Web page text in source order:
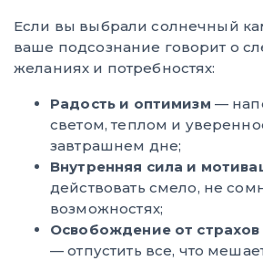
Если вы выбрали солнечный
ваше подсознание говорит о
желаниях и потребностях:
Радость и оптимизм —
светом, теплом и
завтрашнем дне;
Внутренняя сила и
действовать смело, не
возможностях;
Освобождение от
— отпустить все, что